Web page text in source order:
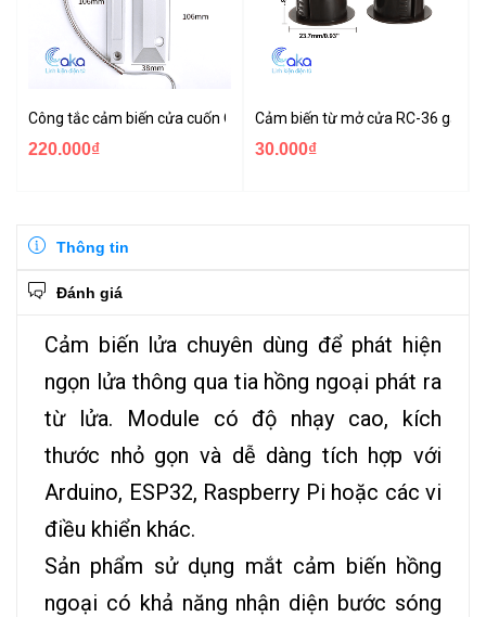
Công tắc cảm biến cửa cuốn OC-55
220.000₫
Cảm biến từ mở cửa RC-36 gắn
30.000₫
Thông tin
Đánh giá
Cảm biến lửa chuyên dùng để phát hiện
ngọn lửa thông qua tia hồng ngoại phát ra
từ lửa. Module có độ nhạy cao, kích
thước nhỏ gọn và dễ dàng tích hợp với
Arduino, ESP32, Raspberry Pi hoặc các vi
điều khiển khác.
Sản phẩm sử dụng mắt cảm biến hồng
ngoại có khả năng nhận diện bước sóng